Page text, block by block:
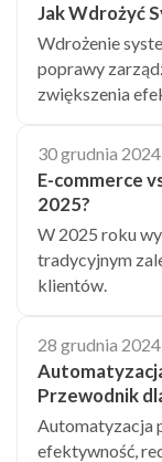
Jak Wdrożyć
Wdrożenie
poprawy
zwiększenia
30 grudnia 2024
E-commerce
2025?
W 2025 roku
tradycyjnym
klientów.
28 grudnia 2024
Przewodnik
Automatyzacja
efektywność,